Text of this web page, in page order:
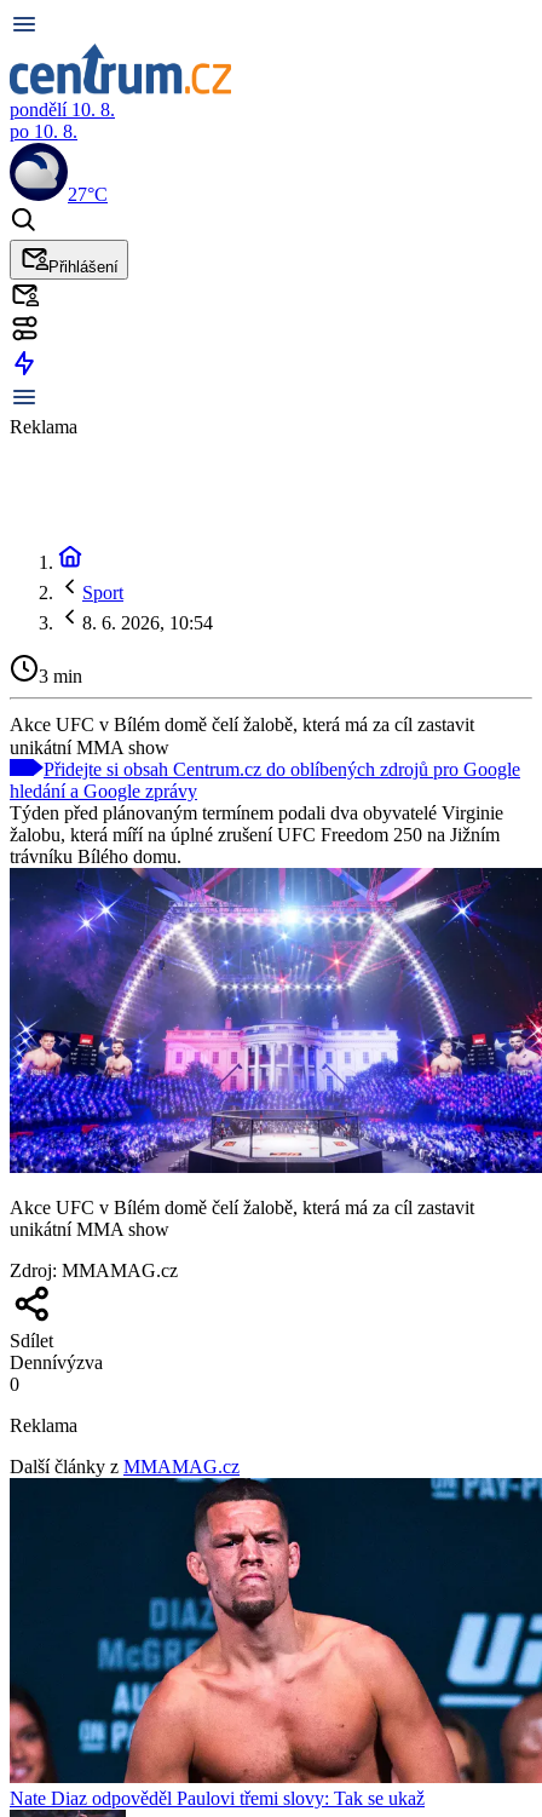
pondělí 10. 8.
po 10. 8.
27°C
Přihlášení
Reklama
Sport
8. 6. 2026, 10:54
3 min
Akce UFC v Bílém domě čelí žalobě, která má za cíl zastavit
unikátní MMA show
Přidejte si obsah Centrum.cz do oblíbených zdrojů pro Google
hledání a Google zprávy
Týden před plánovaným termínem podali dva obyvatelé Virginie
žalobu, která míří na úplné zrušení UFC Freedom 250 na Jižním
trávníku Bílého domu.
Akce UFC v Bílém domě čelí žalobě, která má za cíl zastavit
unikátní MMA show
Zdroj: MMAMAG.cz
Sdílet
Dennívýzva
0
Reklama
Další články z MMAMAG.cz
Nate Diaz odpověděl Paulovi třemi slovy: Tak se ukaž